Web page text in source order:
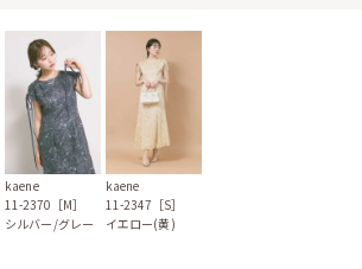
kaene
11-2370［M］
シルバー/グレー
kaene
11-2347［S］
イエロー(黄)